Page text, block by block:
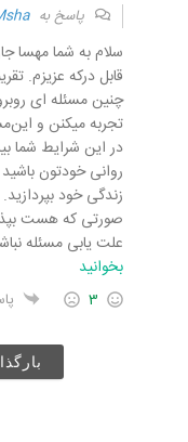
پاسخ به
سلام به شما مهسا
قابل درکه عزیزم.
چنین مسئله ای
تجربه میکنن و
در این شرایط شما
روانی خودتون باشید
زندگی خود
صورتی که هست
علت یابی مسئله
بخوانید
3